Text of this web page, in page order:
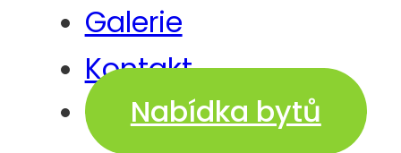
Galerie
Kontakt
Nabídka bytů